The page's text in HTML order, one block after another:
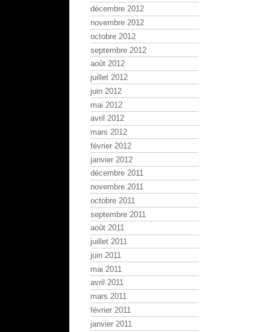
décembre 2012
novembre 2012
octobre 2012
septembre 2012
août 2012
juillet 2012
juin 2012
mai 2012
avril 2012
mars 2012
février 2012
janvier 2012
décembre 2011
novembre 2011
octobre 2011
septembre 2011
août 2011
juillet 2011
juin 2011
mai 2011
avril 2011
mars 2011
février 2011
janvier 2011